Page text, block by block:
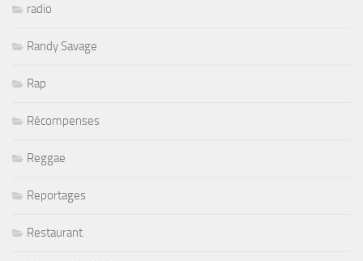
radio
Randy Savage
Rap
Récompenses
Reggae
Reportages
Restaurant